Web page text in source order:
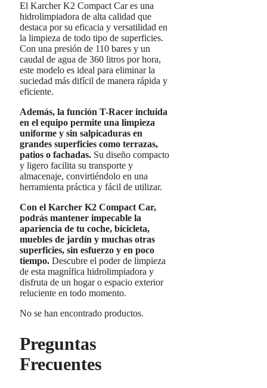
El Karcher K2 Compact Car es una
hidrolimpiadora de alta calidad que
destaca por su eficacia y versatilidad en
la limpieza de todo tipo de superficies.
Con una presión de 110 bares y un
caudal de agua de 360 litros por hora,
este modelo es ideal para eliminar la
suciedad más difícil de manera rápida y
eficiente.
Además, la función T-Racer incluida
en el equipo permite una limpieza
uniforme y sin salpicaduras en
grandes superficies como terrazas,
patios o fachadas. Su diseño compacto
y ligero facilita su transporte y
almacenaje, convirtiéndolo en una
herramienta práctica y fácil de utilizar.
Con el Karcher K2 Compact Car,
podrás mantener impecable la
apariencia de tu coche, bicicleta,
muebles de jardín y muchas otras
superficies, sin esfuerzo y en poco
tiempo. Descubre el poder de limpieza
de esta magnífica hidrolimpiadora y
disfruta de un hogar o espacio exterior
reluciente en todo momento.
No se han encontrado productos.
Preguntas
Frecuentes